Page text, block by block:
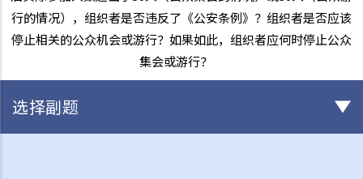
行的情况），组织者是否违反了《公安条例》？组织者是否应该
停止相关的公众机会或游行？如果如此，组织者应何时停止公众
集会或游行？
选择副题